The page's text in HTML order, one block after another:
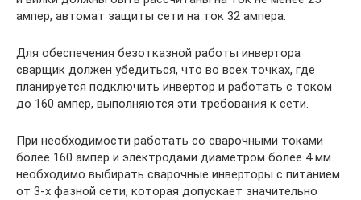
ампер, автомат защиты сети на ток 32 ампера.
Для обеспечения безотказной работы инвертора
сварщик должен убедиться, что во всех точках, где
планируется подключить инвертор и работать с током
до 160 ампер, выполняются эти требования к сети.
При необходимости работать со сварочными токами
более 160 ампер и электродами диаметром более 4 мм.
необходимо выбирать сварочные инверторы с питанием
от 3-х фазной сети, которая допускает значительно